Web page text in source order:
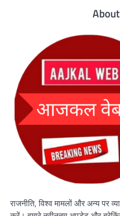
राजनीति, विश्व मामलों और अन्य पर